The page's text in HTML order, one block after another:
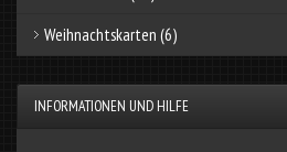
Weihnachtskarten (6)
INFORMATIONEN UND HILFE